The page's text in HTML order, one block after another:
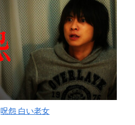
呪怨 白い老女